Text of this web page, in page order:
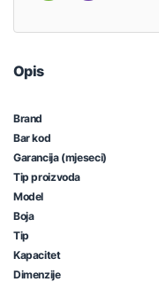
Opis
Brand
Bar kod
Garancija (mjeseci)
Tip proizvoda
Model
Boja
Tip
Kapacitet
Dimenzije